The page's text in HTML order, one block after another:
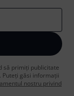
să primiți publicitate
Puteți găsi informații
nostru privind